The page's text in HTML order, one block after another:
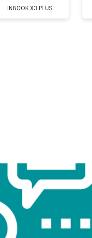
3300 ₽
2300 ₽
2300 ₽
INBOOK X3 PLUS